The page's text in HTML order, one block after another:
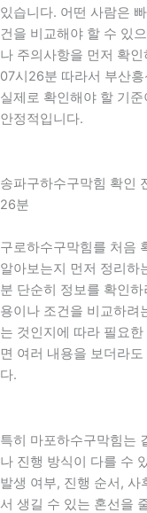
있습니다. 어떤 사람은
건을 비교해야 할 수 있
나 주의사항을 먼저 확
07시26분 따라서 부산
실제로 확인해야 할 기
안정적입니다.
송파구하수구막힘 확인
26분
구로하수구막힘를 처음
알아보는지 먼저 정리
분 단순히 정보를 확인
용이나 조건을 비교하려
는 것인지에 따라 필요
면 여러 내용을 보더라
다.
특히 마포하수구막힘는
나 진행 방식이 다를 수
발생 여부, 진행 순서, 사
서 생길 수 있는 혼선을